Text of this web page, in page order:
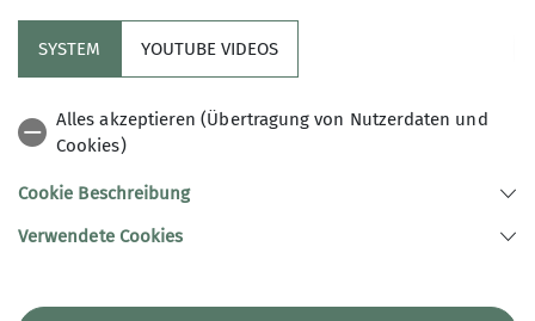
Inklusion
Sektion Freiburg-Breisgau des Deutschen Alpenvereins e.V.
SYSTEM YOUTUBE VIDEOS
Alles akzeptieren (Übertragung von Nutzerdaten und
Cookies)
Cookie Beschreibung
Verwendete Cookies